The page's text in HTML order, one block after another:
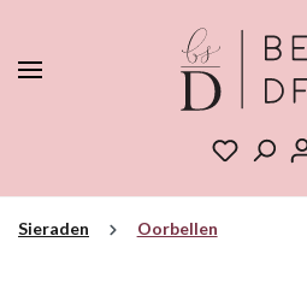
Sieraden Oorbellen